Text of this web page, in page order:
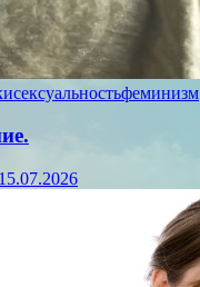
сексуальностьфеминизм
15.07.2026